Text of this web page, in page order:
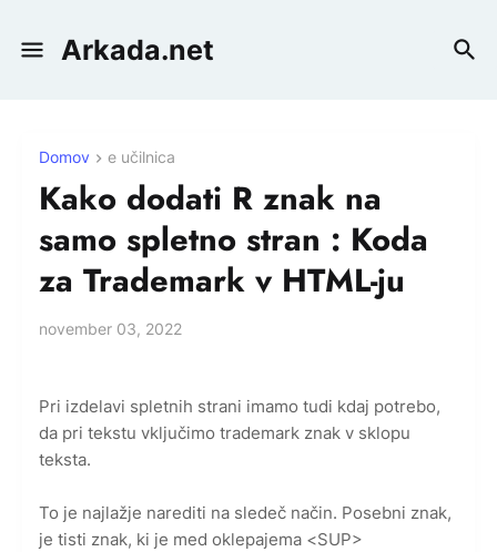
Arkada.net
Domov e učilnica
Kako dodati R znak na
samo spletno stran : Koda
za Trademark v HTML-ju
november 03, 2022
Pri izdelavi spletnih strani imamo tudi kdaj potrebo,
da pri tekstu vključimo trademark znak v sklopu
teksta.
To je najlažje narediti na sledeč način. Posebni znak,
je tisti znak, ki je med oklepajema <SUP>